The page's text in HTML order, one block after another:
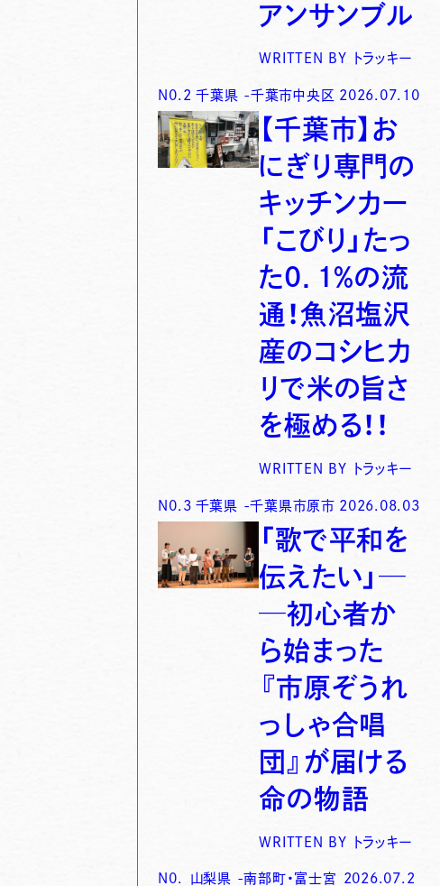
アンサンブル
WRITTEN BY トラッキー
N0. 2 千葉県 -千葉市中央区 2026.07.10
【千葉市】お
にぎり専門の
キッチンカー
「こびり」たっ
た0．1％の流
通！魚沼塩沢
産のコシヒカ
リで米の旨さ
を極める！！
WRITTEN BY トラッキー
N0. 3 千葉県 -千葉県市原市 2026.08.03
「歌で平和を
伝えたい」─
─初心者か
ら始まった
『市原ぞうれ
っしゃ合唱
団』が届ける
命の物語
WRITTEN BY トラッキー
N0. 山梨県 -南部町・富士宮 2026.07.2